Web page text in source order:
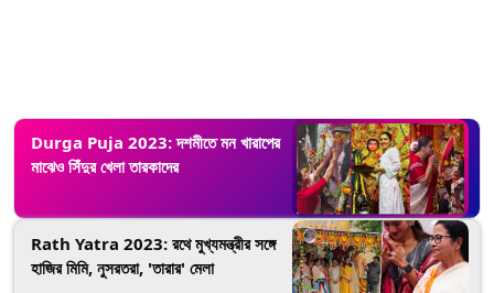
Durga Puja 2023: দশমীতে মন খারাপের
মাঝেও সিঁদুর খেলা তারকাদের
Rath Yatra 2023: রথে মুখ্যমন্ত্রীর সঙ্গে
হাজির মিমি, নুসরতরা, 'তারার' মেলা